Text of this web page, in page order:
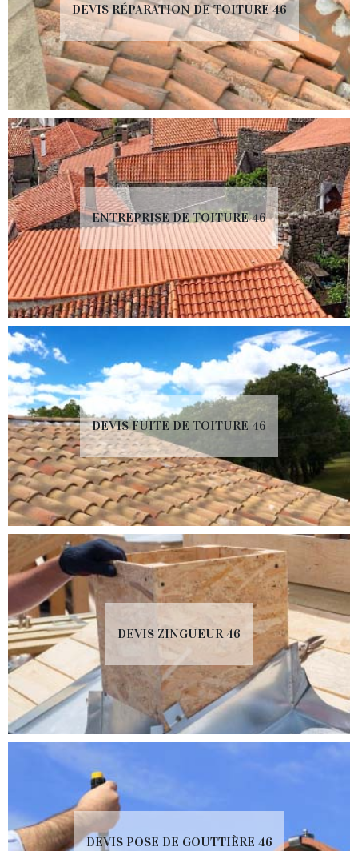
DEVIS RÉPARATION DE TOITURE 46
ENTREPRISE DE TOITURE 46
DEVIS FUITE DE TOITURE 46
DEVIS ZINGUEUR 46
DEVIS POSE DE GOUTTIÈRE 46